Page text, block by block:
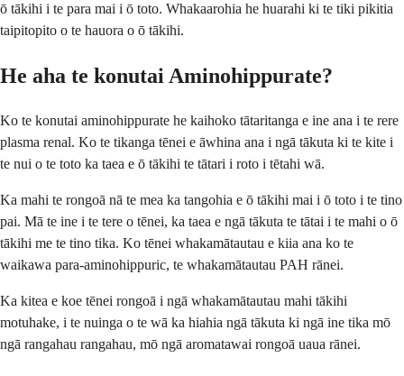
ō tākihi i te para mai i ō toto. Whakaarohia he huarahi ki te tiki pikitia
taipitopito o te hauora o ō tākihi.
He aha te konutai Aminohippurate?
Ko te konutai aminohippurate he kaihoko tātaritanga e ine ana i te rere
plasma renal. Ko te tikanga tēnei e āwhina ana i ngā tākuta ki te kite i
te nui o te toto ka taea e ō tākihi te tātari i roto i tētahi wā.
Ka mahi te rongoā nā te mea ka tangohia e ō tākihi mai i ō toto i te tino
pai. Mā te ine i te tere o tēnei, ka taea e ngā tākuta te tātai i te mahi o ō
tākihi me te tino tika. Ko tēnei whakamātautau e kiia ana ko te
waikawa para-aminohippuric, te whakamātautau PAH rānei.
Ka kitea e koe tēnei rongoā i ngā whakamātautau mahi tākihi
motuhake, i te nuinga o te wā ka hiahia ngā tākuta ki ngā ine tika mō
ngā rangahau rangahau, mō ngā aromatawai rongoā uaua rānei.